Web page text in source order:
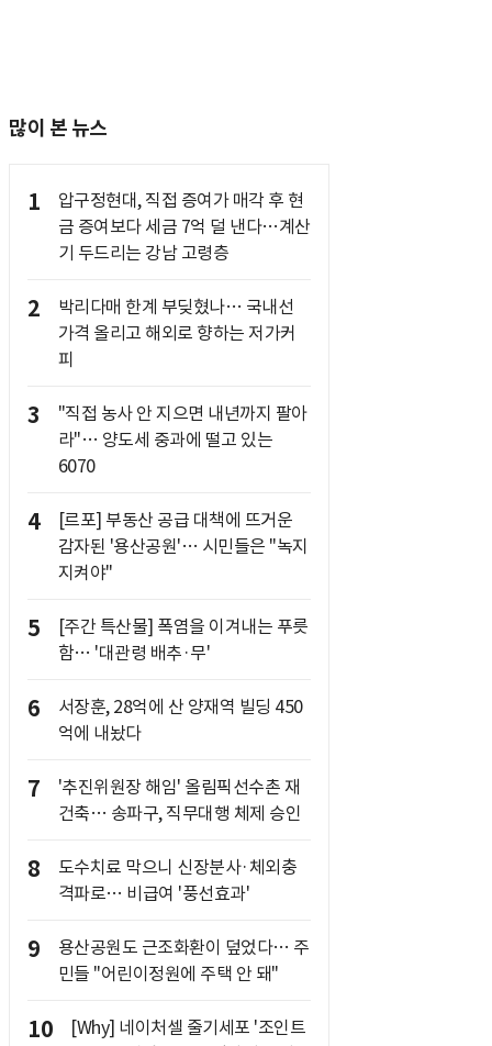
많이 본 뉴스
1
압구정현대, 직접 증여가 매각 후 현
금 증여보다 세금 7억 덜 낸다…계산
기 두드리는 강남 고령층
2
박리다매 한계 부딪혔나… 국내선
가격 올리고 해외로 향하는 저가커
피
3
"직접 농사 안 지으면 내년까지 팔아
라"… 양도세 중과에 떨고 있는
6070
4
[르포] 부동산 공급 대책에 뜨거운
감자된 '용산공원'… 시민들은 "녹지
지켜야"
5
[주간 특산물] 폭염을 이겨내는 푸릇
함… '대관령 배추·무'
6
서장훈, 28억에 산 양재역 빌딩 450
억에 내놨다
7
'추진위원장 해임' 올림픽선수촌 재
건축… 송파구, 직무대행 체제 승인
8
도수치료 막으니 신장분사·체외충
격파로… 비급여 '풍선효과'
9
용산공원도 근조화환이 덮었다… 주
민들 "어린이정원에 주택 안 돼"
10
[Why] 네이처셀 줄기세포 '조인트